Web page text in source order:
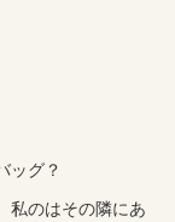
ッグ？
私のはその隣にあ